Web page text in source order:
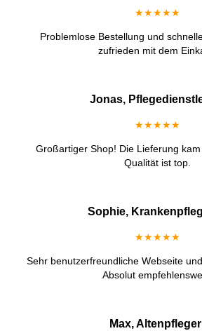
★★★★★
Problemlose Bestellung und
zufrieden mit dem
Jonas,
★★★★★
Großartiger Shop! Die Lieferung
Qualität ist top.
Sophie,
★★★★★
Sehr benutzerfreundliche Webseite
Absolut
Max,